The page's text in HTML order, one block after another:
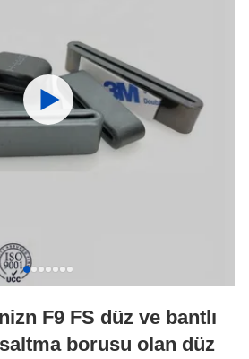
F9 FS düz ve bantlı
borusu olan düz